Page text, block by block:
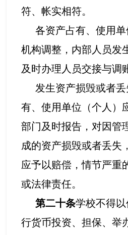
符、帐实相符。
各资产占有、使用
机构调整，内部人员发
及时办理人员交接与调
发生资产损毁或者
有、使用单位（个人）
部门及时报告，对因管
成的资产损毁或者丢失
应予以赔偿，情节严重
或法律责任。
第二十条学校不得
行货币投资、担保、举